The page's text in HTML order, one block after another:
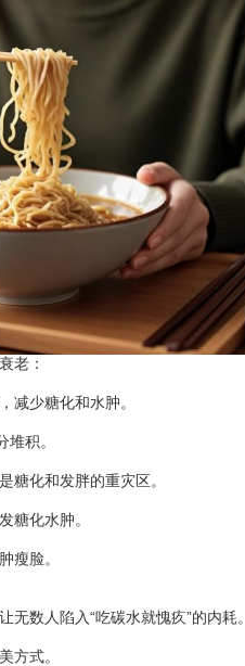
老：
少糖化和水肿。
积。
化和发胖的重灾区。
化水肿。
瘦脸。
数人陷入“吃碳水就愧疚”的内耗。
方式。